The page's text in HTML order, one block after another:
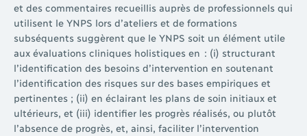
et des commentaires recueillis auprès de professionnels qui
utilisent le YNPS lors d’ateliers et de formations
subséquents suggèrent que le YNPS soit un élément utile
aux évaluations cliniques holistiques en : (i) structurant
l’identification des besoins d’intervention en soutenant
l’identification des risques sur des bases empiriques et
pertinentes ; (ii) en éclairant les plans de soin initiaux et
ultérieurs, et (iii) identifier les progrès réalisés, ou plutôt
l’absence de progrès, et, ainsi, faciliter l’intervention